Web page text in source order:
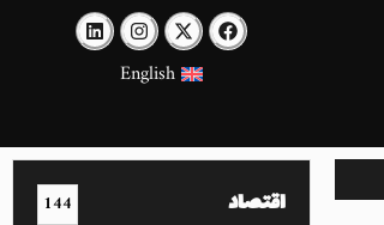
English
اقتصاد 144